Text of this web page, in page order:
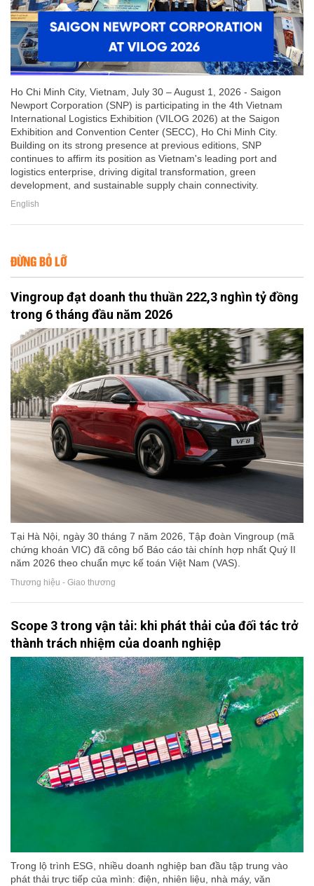
Ho Chi Minh City, Vietnam, July 30 – August 1, 2026 - Saigon
Newport Corporation (SNP) is participating in the 4th Vietnam
International Logistics Exhibition (VILOG 2026) at the Saigon
Exhibition and Convention Center (SECC), Ho Chi Minh City.
Building on its strong presence at previous editions, SNP
continues to affirm its position as Vietnam's leading port and
logistics enterprise, driving digital transformation, green
development, and sustainable supply chain connectivity.
English
ĐỪNG BỎ LỠ
Vingroup đạt doanh thu thuần 222,3 nghìn tỷ đồng
trong 6 tháng đầu năm 2026
Tại Hà Nội, ngày 30 tháng 7 năm 2026, Tập đoàn Vingroup (mã
chứng khoán VIC) đã công bố Báo cáo tài chính hợp nhất Quý II
năm 2026 theo chuẩn mực kế toán Việt Nam (VAS).
Thương hiệu - Giao thương
Scope 3 trong vận tải: khi phát thải của đối tác trở
thành trách nhiệm của doanh nghiệp
Trong lộ trình ESG, nhiều doanh nghiệp ban đầu tập trung vào
phát thải trực tiếp của mình: điện, nhiên liệu, nhà máy, văn